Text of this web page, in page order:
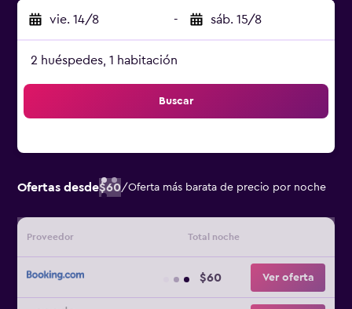
vie. 14/8 - sáb. 15/8
2 huéspedes, 1 habitación
Buscar
Ofertas desde$60/Oferta más barata de precio por noche
Proveedor Total noche
$60 Ver oferta